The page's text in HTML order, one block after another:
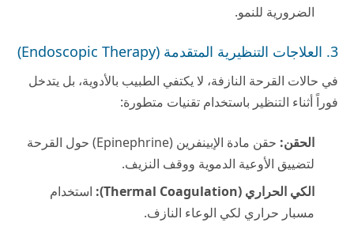
الضرورية للنمو.
3. العلاجات التنظيرية المتقدمة (Endoscopic Therapy)
في حالات القرحة النازفة، لا يكتفي الطبيب بالأدوية، بل يتدخل
فوراً أثناء التنظير باستخدام تقنيات متطورة:
الحقن:
حقن مادة الإبينفرين (Epinephrine) حول القرحة
لتضييق الأوعية الدموية ووقف النزيف.
الكي الحراري (Thermal Coagulation):
استخدام
مسبار حراري لكي الوعاء النازف.